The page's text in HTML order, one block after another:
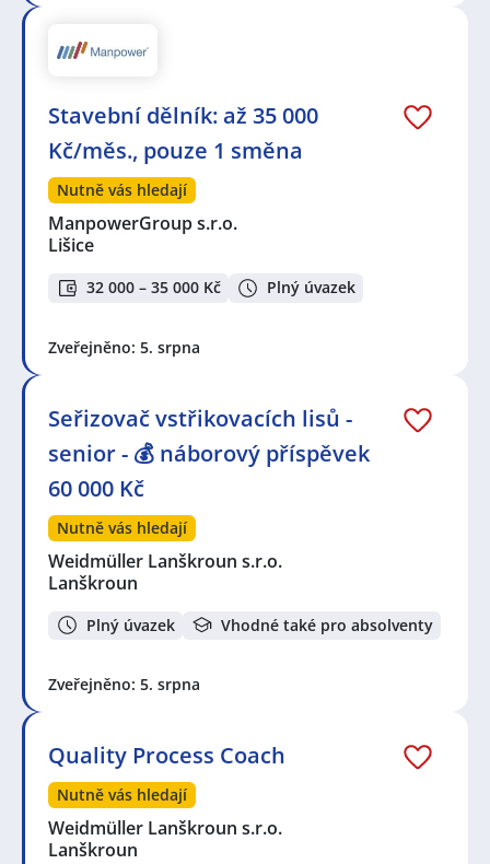
Stavební dělník: až 35 000
Kč/měs., pouze 1 směna
Nutně vás hledají
ManpowerGroup s.r.o.
Lišice
32 000 – 35 000 Kč Plný úvazek
Zveřejněno: 5. srpna
Seřizovač vstřikovacích lisů -
senior - 💰 náborový příspěvek
60 000 Kč
Nutně vás hledají
Weidmüller Lanškroun s.r.o.
Lanškroun
Plný úvazek Vhodné také pro absolventy
Zveřejněno: 5. srpna
Quality Process Coach
Nutně vás hledají
Weidmüller Lanškroun s.r.o.
Lanškroun